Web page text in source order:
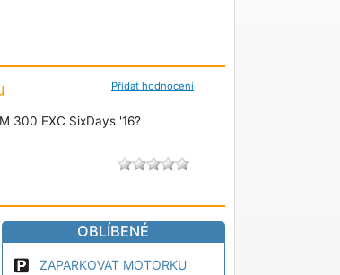
Přidat hodnocení
300 EXC SixDays '16?
OBLÍBENÉ
ZAPARKOVAT MOTORKU